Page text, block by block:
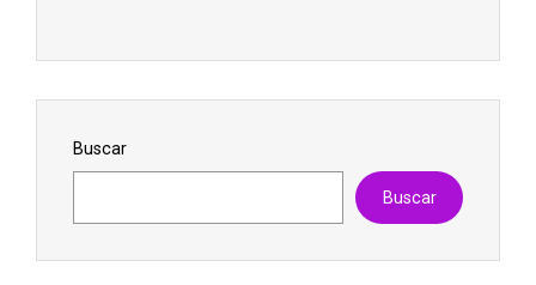
Buscar
Buscar